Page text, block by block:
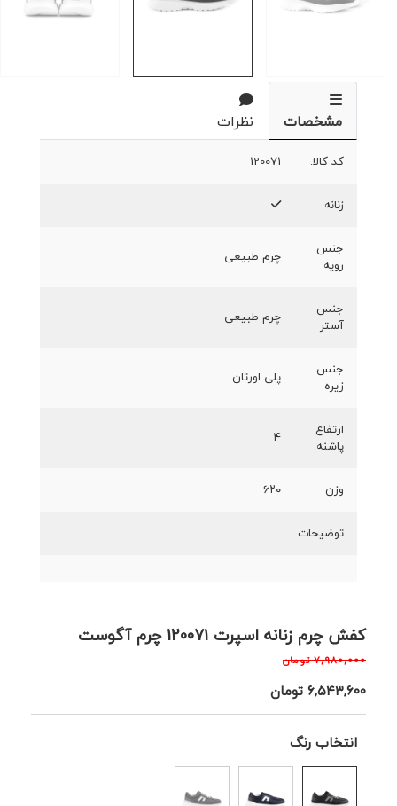
کفش چرم زنانه اسپرت 120071 چرم آگوست
۷,۹۸۰,۰۰۰ تومان
۶,۵۴۳,۶۰۰تومان
انتخاب رنگ
مشخصات نظرات
کد کالا: 120071
زنانه
جنس
رویه
چرم طبیعی
جنس
آستر
چرم طبیعی
جنس
زیره
پلی اورتان
ارتفاع
پاشنه
۴
وزن ۶۲۰
توضیحات